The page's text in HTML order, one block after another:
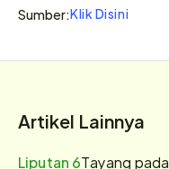
Sumber:Klik Disini
Artikel Lainnya
Liputan 6Tayang pada